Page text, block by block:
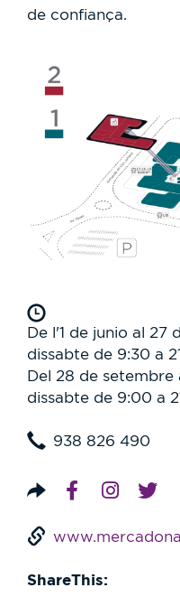
de confiança.
De l'1 de junio al 27
dissabte de 9:30 a
Del 28 de setembre
dissabte de 9:00 a
938 826 490
ShareThis: